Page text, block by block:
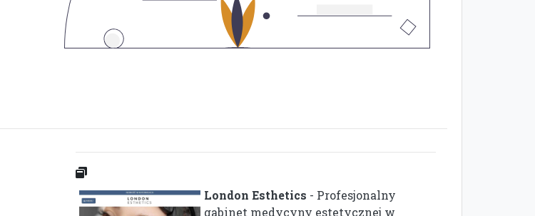
London Esthetics - Profesjonalny
gabinet medycyny estetycznej w